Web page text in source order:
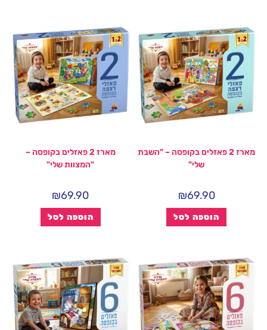
מארז 2 פאזלים בקופסה – "השבת
שלי"
₪69.90
הוספה לסל
מארז 2 פאזלים בקופסה –
"המצוות שלי"
₪69.90
הוספה לסל